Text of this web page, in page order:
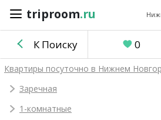
triproom.ru
triproom .ru
Российский
Войти / Зарегистрироваться
К Поиску 0
Квартиры посуточно в Нижнем
Заречная
1-комнатные